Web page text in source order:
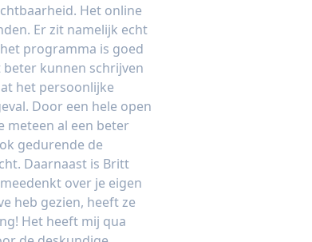
Het online
Er zit namelijk echt
programma is goed
kunnen schrijven
het persoonlijke
Door een hele open
meteen al een beter
gedurende de
Daarnaast is Britt
over je eigen
heb gezien, heeft ze
Het heeft mij qua